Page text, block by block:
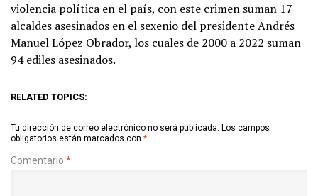
violencia política en el país, con este crimen suman 17
alcaldes asesinados en el sexenio del presidente Andrés
Manuel López Obrador, los cuales de 2000 a 2022 suman
94 ediles asesinados.
RELATED TOPICS:
Tu dirección de correo electrónico no será publicada. Los campos
obligatorios están marcados con *
Comentario *